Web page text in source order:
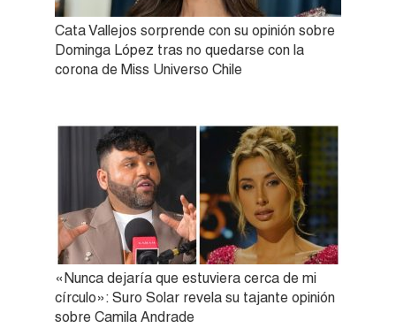
Cata Vallejos sorprende con su opinión sobre
Dominga López tras no quedarse con la
corona de Miss Universo Chile
«Nunca dejaría que estuviera cerca de mi
círculo»: Suro Solar revela su tajante opinión
sobre Camila Andrade